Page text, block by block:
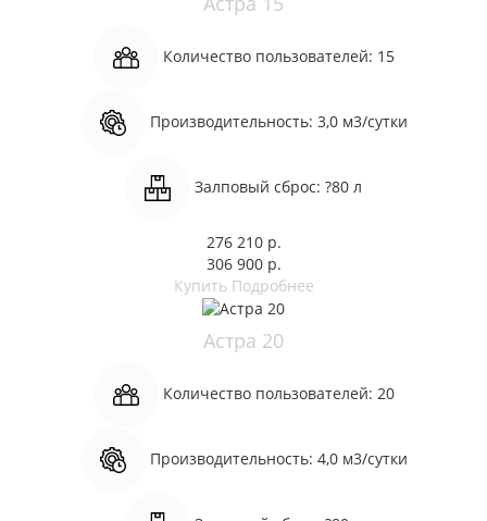
Количество пользователей: 15
Производительность: 3,0 м3/сутки
Залповый сброс: ?80 л
276 210 р.
306 900 р.
Купить Подробнее
Астра 20
Количество пользователей: 20
Производительность: 4,0 м3/сутки